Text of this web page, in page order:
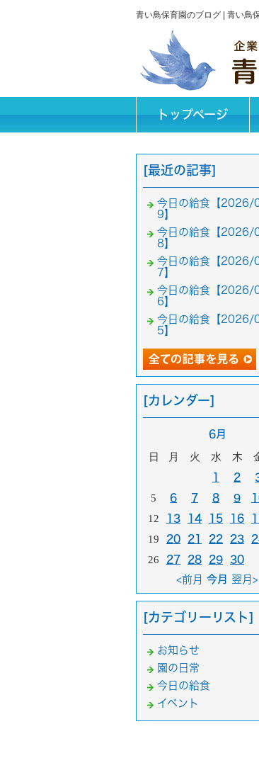
青い鳥保育園のブログ | 青い鳥
トップページ
[最近の記事]
今日の給食【2026/
9】
今日の給食【2026/
8】
今日の給食【2026/
7】
今日の給食【2026/
6】
今日の給食【2026/
5】
[カレンダー]
6月
日 月 火 水 木
1 2
5 6 7 8 9
12 13 14 15 16
19 20 21 22 23
26 27 28 29
30
<前月 今月 翌月>
[カテゴリーリスト]
お知らせ
園の日常
今日の給食
イベント